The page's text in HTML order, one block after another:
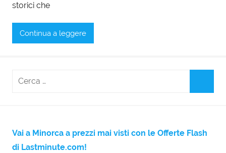
storici che
Continua a leggere
Vai a Minorca a prezzi mai visti con le Offerte Flash
di Lastminute.com!